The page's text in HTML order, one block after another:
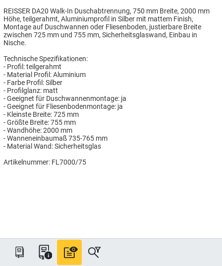
REISSER DA20 Walk-In Duschabtrennung, 750 mm Breite, 2000 mm
Höhe, teilgerahmt, Aluminiumprofil in Silber mit mattem Finish,
Montage auf Duschwannen oder Fliesenboden, justierbare Breite
zwischen 725 mm und 755 mm, Sicherheitsglaswand, Einbau in
Nische.
Technische Spezifikationen:
- Profil: teilgerahmt
- Material Profil: Aluminium
- Farbe Profil: Silber
- Profilglanz: matt
- Geeignet für Duschwannenmontage: ja
- Geeignet für Fliesenbodenmontage: ja
- Kleinste Breite: 725 mm
- Größte Breite: 755 mm
- Wandhöhe: 2000 mm
- Wanneneinbaumaß 735-765 mm
- Material Wand: Sicherheitsglas
Artikelnummer: FL7000/75